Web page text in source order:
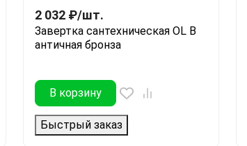
2 032 ₽/шт.
Завертка сантехническая OL В
античная бронза
В корзину
Быстрый заказ